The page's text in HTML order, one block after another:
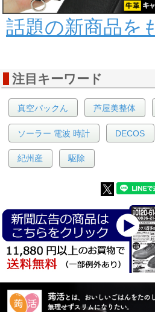
話題の新商品を
注目キーワード
真空パックん 芦屋美整体
ソーラー 電波 時計 DECOS
紀州産 駆除